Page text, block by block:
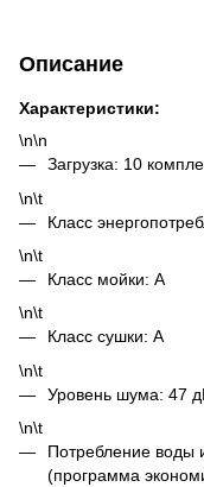
Описание
Характеристики:
\n\n
Загрузка: 10
\n\t
Класс
\n\t
Класс мойки: A
\n\t
Класс сушки: A
\n\t
Уровень шума: 47
\n\t
Потребление воды
(программа